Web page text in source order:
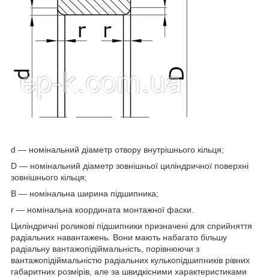
d — номінальний діаметр отвору внутрішнього кільця;
D — номінальний діаметр зовнішньої циліндричної поверхні
зовнішнього кільця;
B — номінальна ширина підшипника;
r — номінальна координата монтажної фаски.
Циліндричні роликові підшипники призначені для сприйняття
радіальних навантажень. Вони мають набагато більшу
радіальну вантажопідіймальність, порівнюючи з
вантажопідіймальністю радіальних кулькопідшипників рівних
габаритних розмірів, але за швидкісними характеристиками